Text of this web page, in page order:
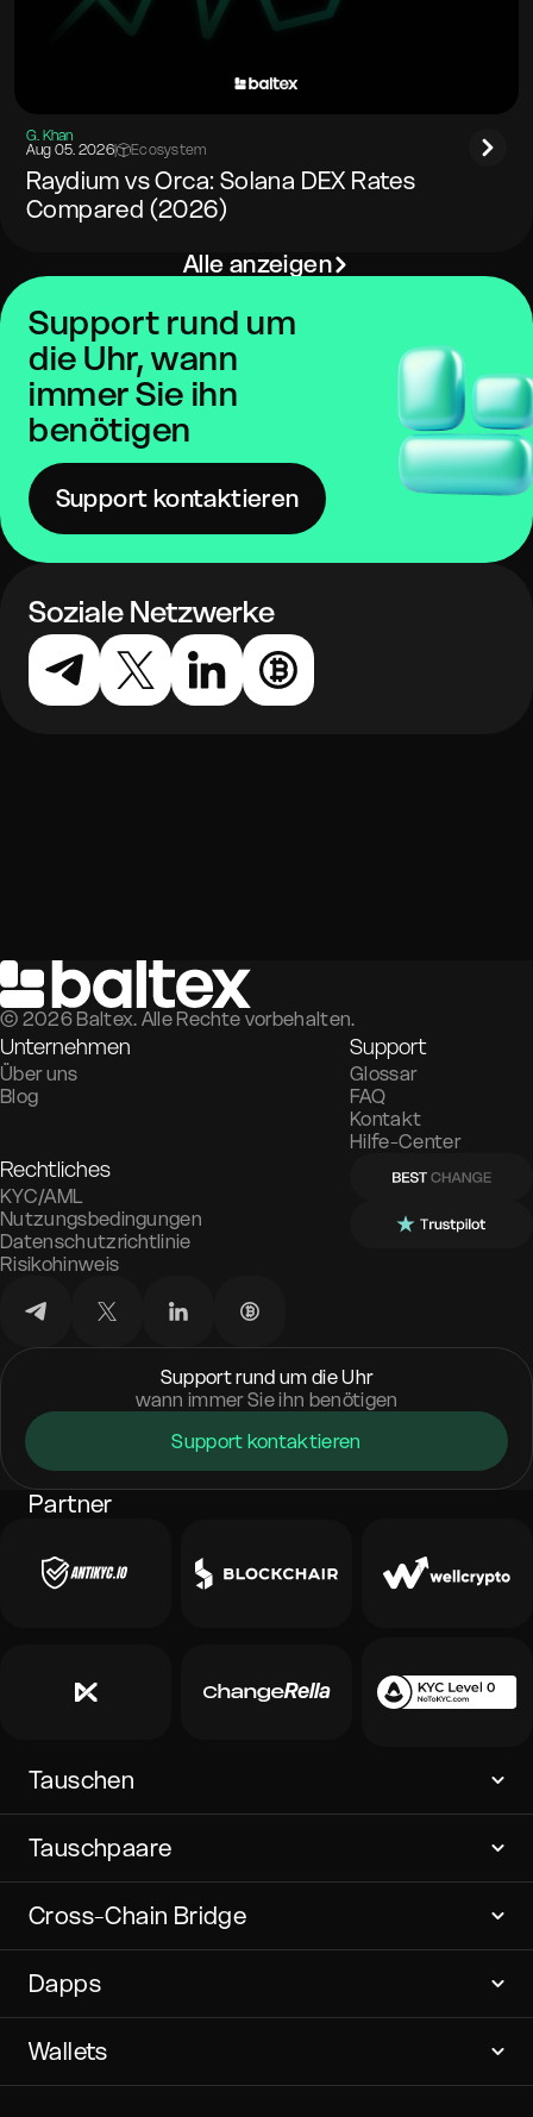
G. Khan
Aug 05. 2026| Ecosystem
Raydium vs Orca: Solana DEX Rates
Compared (2026)
Alle anzeigen
Support rund um
die Uhr, wann
immer Sie ihn
benötigen
Support kontaktieren
Soziale Netzwerke
© 2026 Baltex. Alle Rechte vorbehalten.
Unternehmen
Über uns
Blog
Support
Glossar
FAQ
Kontakt
Hilfe-Center
Rechtliches
KYC/AML
Nutzungsbedingungen
Datenschutzrichtlinie
Risikohinweis
Support rund um die Uhr
wann immer Sie ihn benötigen
Support kontaktieren
Partner
Tauschen
Tauschpaare
Cross-Chain Bridge
Dapps
Wallets